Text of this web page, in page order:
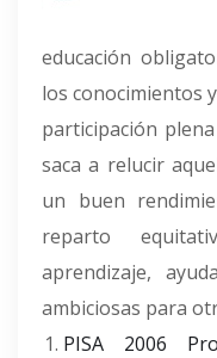
educación
los conocimientos
participación
saca a relucir
un buen
reparto
aprendizaje,
ambiciosas para
PISA 2006